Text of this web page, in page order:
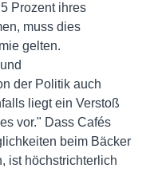
Prozent ihres
muss dies
gelten.
der Politik auch
liegt ein Verstoß
vor." Dass Cafés
beim Bäcker
ist höchstrichterlich